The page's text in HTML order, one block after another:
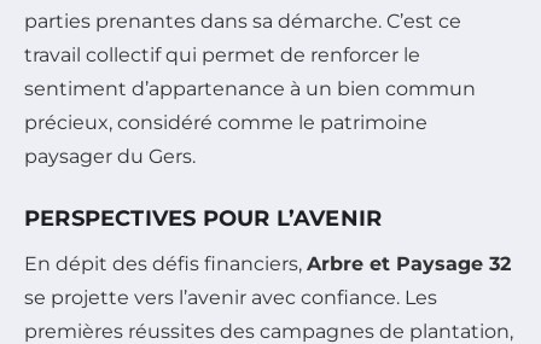
parties prenantes dans sa démarche. C’est ce
travail collectif qui permet de renforcer le
sentiment d’appartenance à un bien commun
précieux, considéré comme le patrimoine
paysager du Gers.
PERSPECTIVES POUR L’AVENIR
En dépit des défis financiers, Arbre et Paysage 32
se projette vers l’avenir avec confiance. Les
premières réussites des campagnes de plantation,